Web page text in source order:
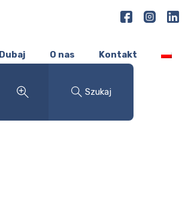
Dubaj O nas Kontakt
Szukaj